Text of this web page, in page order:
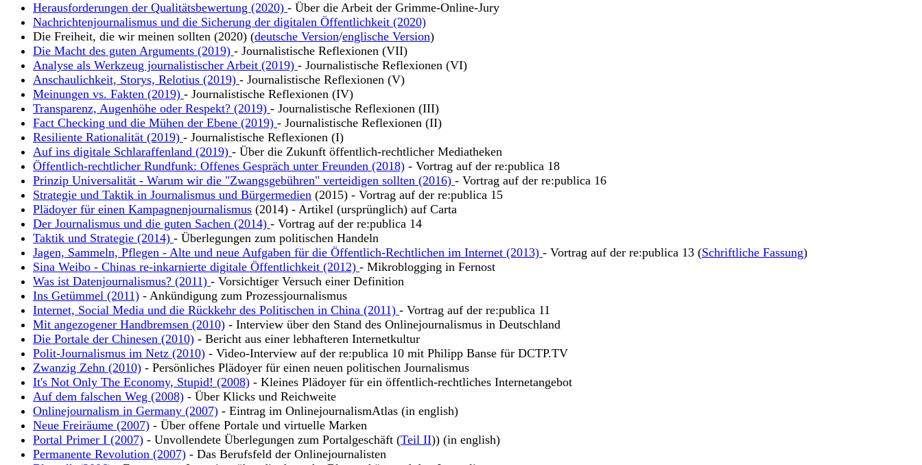
Herausforderungen der Qualitätsbewertung (2020) - Über die Arbeit der Grimme-Online-Jury
Nachrichtenjournalismus und die Sicherung der digitalen Öffentlichkeit (2020)
Die Freiheit, die wir meinen sollten (2020) (deutsche Version/englische Version)
Die Macht des guten Arguments (2019) - Journalistische Reflexionen (VII)
Analyse als Werkzeug journalistischer Arbeit (2019) - Journalistische Reflexionen (VI)
Anschaulichkeit, Storys, Relotius (2019) - Journalistische Reflexionen (V)
Meinungen vs. Fakten (2019) - Journalistische Reflexionen (IV)
Transparenz, Augenhöhe oder Respekt? (2019) - Journalistische Reflexionen (III)
Fact Checking und die Mühen der Ebene (2019) - Journalistische Reflexionen (II)
Resiliente Rationalität (2019) - Journalistische Reflexionen (I)
Auf ins digitale Schlaraffenland (2019) - Über die Zukunft öffentlich-rechtlicher Mediatheken
Öffentlich-rechtlicher Rundfunk: Offenes Gespräch unter Freunden (2018) - Vortrag auf der re:publica 18
Prinzip Universalität - Warum wir die "Zwangsgebühren" verteidigen sollten (2016) - Vortrag auf der re:publica 16
Strategie und Taktik in Journalismus und Bürgermedien (2015) - Vortrag auf der re:publica 15
Plädoyer für einen Kampagnenjournalismus (2014) - Artikel (ursprünglich) auf Carta
Der Journalismus und die guten Sachen (2014) - Vortrag auf der re:publica 14
Taktik und Strategie (2014) - Überlegungen zum politischen Handeln
Jagen, Sammeln, Pflegen - Alte und neue Aufgaben für die Öffentlich-Rechtlichen im Internet (2013) - Vortrag auf der re:publica 13 (Schriftliche Fassung)
Sina Weibo - Chinas re-inkarnierte digitale Öffentlichkeit (2012) - Mikroblogging in Fernost
Was ist Datenjournalismus? (2011) - Vorsichtiger Versuch einer Definition
Ins Getümmel (2011) - Ankündigung zum Prozessjournalismus
Internet, Social Media und die Rückkehr des Politischen in China (2011) - Vortrag auf der re:publica 11
Mit angezogener Handbremsen (2010) - Interview über den Stand des Onlinejournalismus in Deutschland
Die Portale der Chinesen (2010) - Bericht aus einer lebhafteren Internetkultur
Polit-Journalismus im Netz (2010) - Video-Interview auf der re:publica 10 mit Philipp Banse für DCTP.TV
Zwanzig Zehn (2010) - Persönliches Plädoyer für einen neuen politischen Journalismus
It's Not Only The Economy, Stupid! (2008) - Kleines Plädoyer für ein öffentlich-rechtliches Internetangebot
Auf dem falschen Weg (2008) - Über Klicks und Reichweite
Onlinejournalism in Germany (2007) - Eintrag im OnlinejournalismAtlas (in english)
Neue Freiräume (2007) - Über offene Portale und virtuelle Marken
Portal Primer I (2007) - Unvollendete Überlegungen zum Portalgeschäft (Teil II)) (in english)
Permanente Revolution (2007) - Das Berufsfeld der Onlinejournalisten